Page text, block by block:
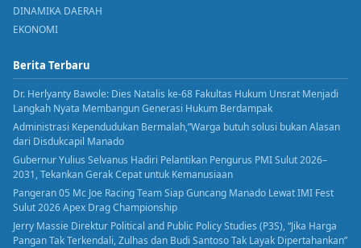
DINAMIKA DAERAH
EKONOMI
Berita Terbaru
Dr. Herlyanty Bawole: Dies Natalis ke-68 Fakultas Hukum Unsrat Menjadi
Langkah Nyata Membangun Generasi Hukum Berdampak
Administrasi Kependudukan Bermalah,”Warga butuh solusi bukan Alasan
dari Disdukcapil Manado
Gubernur Yulius Selvanus Hadiri Pelantikan Pengurus PMI Sulut 2026–
2031, Tekankan Gerak Cepat untuk Kemanusiaan
Pangeran 05 Mc Joe Racing Team Siap Guncang Manado Lewat IMI Fest
Sulut 2026 Apex Drag Championship
Jerry Massie Direktur Political and Public Policy Studies (P3S), “Jika Harga
Pangan Tak Terkendali, Zulhas dan Budi Santoso Tak Layak Dipertahankan”